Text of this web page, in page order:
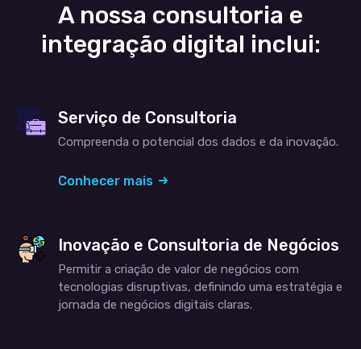
A nossa consultoria e
integração digital inclui:
Serviço de Consultoria
Compreenda o potencial dos dados e da inovação.
Conhecer mais
Inovação e Consultoria de Negócios
Permitir a criação de valor de negócios com
tecnologias disruptivas, definindo uma estratégia e
jornada de negócios digitais claras.